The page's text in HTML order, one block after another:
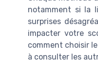
notamment si la
surprises
impacter votre
comment choisir
à consulter les